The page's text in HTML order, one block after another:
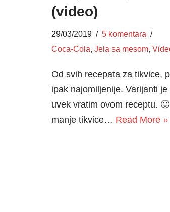
(video)
29/03/2019
5 komentara
Coca-Cola, Jela sa mesom,
Od svih recepata za tikvice,
ipak najomiljenije. Varijanti
uvek vratim ovom receptu.
manje tikvice… Read More »